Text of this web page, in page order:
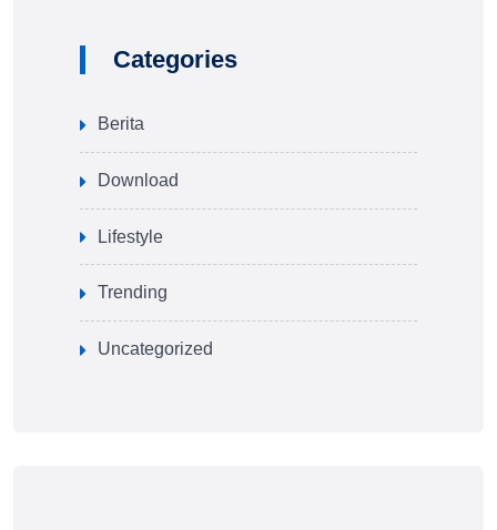
Categories
Berita
Download
Lifestyle
Trending
Uncategorized